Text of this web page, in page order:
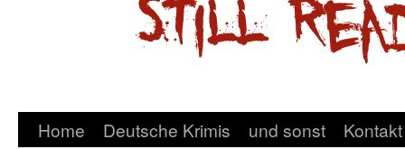
Home Deutsche Krimis und sonst Kontakt